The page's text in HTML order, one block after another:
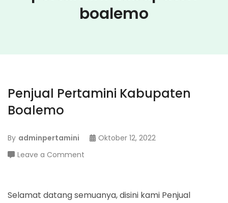
boalemo
Penjual Pertamini Kabupaten
Boalemo
By adminpertamini
Oktober 12, 2022
Leave a Comment
Kabupaten
Selamat datang semuanya, disini kami Penjual